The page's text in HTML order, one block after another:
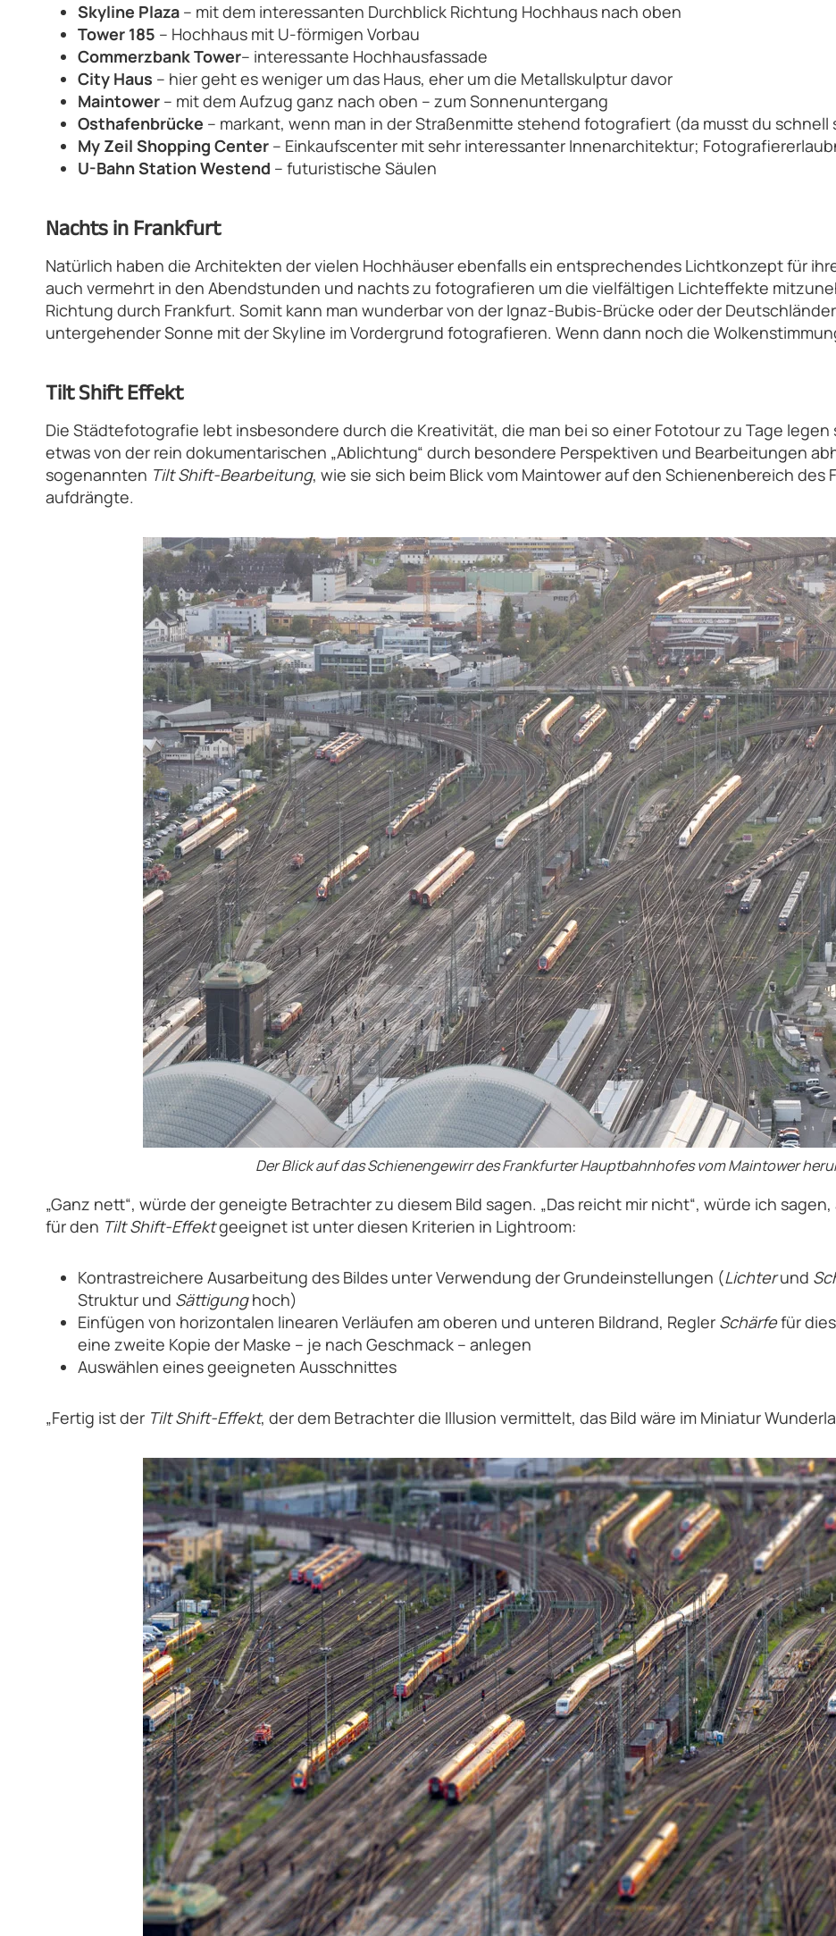
Skyline Plaza – mit dem interessanten Durchblick Richtung Hochhaus nach oben
Tower 185 – Hochhaus mit U-förmigen Vorbau
Commerzbank Tower– interessante Hochhausfassade
City Haus – hier geht es weniger um das Haus, eher um die Metallskulptur davor
Maintower – mit dem Aufzug ganz nach oben – zum Sonnenuntergang
Osthafenbrücke – markant, wenn man in der Straßenmitte stehend fotografiert (da musst du schnell
My Zeil Shopping Center – Einkaufscenter mit sehr interessanter Innenarchitektur;
U-Bahn Station Westend – futuristische Säulen
Nachts in Frankfurt
Natürlich haben die Architekten der vielen Hochhäuser ebenfalls ein entsprechendes Lichtkonzept für
auch vermehrt in den Abendstunden und nachts zu fotografieren um die vielfältigen Lichteffekte
Richtung durch Frankfurt. Somit kann man wunderbar von der Ignaz-Bubis-Brücke oder der
untergehender Sonne mit der Skyline im Vordergrund fotografieren. Wenn dann noch die
Tilt Shift Effekt
Die Städtefotografie lebt insbesondere durch die Kreativität, die man bei so einer Fototour zu Tage
etwas von der rein dokumentarischen „Ablichtung“ durch besondere Perspektiven und Bearbeitungen
sogenannten Tilt Shift-Bearbeitung, wie sie sich beim Blick vom Maintower auf den Schienenbereich
aufdrängte.
Der Blick auf das Schienengewirr des Frankfurter Hauptbahnhofes vom Maintower
„Ganz nett“, würde der geneigte Betrachter zu diesem Bild sagen. „Das reicht mir nicht“, würde ich
für den Tilt Shift-Effektgeeignet ist unter diesen Kriterien in Lightroom:
Kontrastreichere Ausarbeitung des Bildes unter Verwendung der Grundeinstellungen (Lichterund
Struktur und Sättigunghoch)
Einfügen von horizontalen linearen Verläufen am oberen und unteren Bildrand, Regler Schärfefür
eine zweite Kopie der Maske – je nach Geschmack – anlegen
Auswählen eines geeigneten Ausschnittes
„Fertig ist der Tilt Shift-Effekt, der dem Betrachter die Illusion vermittelt, das Bild wäre im Miniatur